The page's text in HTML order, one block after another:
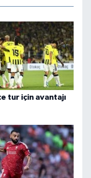
tur için avantajı